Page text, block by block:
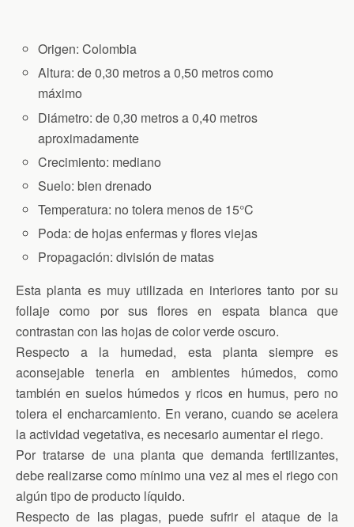
Origen: Colombia
Altura: de 0,30 metros a 0,50 metros como
máximo
Diámetro: de 0,30 metros a 0,40 metros
aproximadamente
Crecimiento: mediano
Suelo: bien drenado
Temperatura: no tolera menos de 15°C
Poda: de hojas enfermas y flores viejas
Propagación: división de matas
Esta planta es muy utilizada en interiores tanto por su
follaje como por sus flores en espata blanca que
contrastan con las hojas de color verde oscuro.
Respecto a la humedad, esta planta siempre es
aconsejable tenerla en ambientes húmedos, como
también en suelos húmedos y ricos en humus, pero no
tolera el encharcamiento. En verano, cuando se acelera
la actividad vegetativa, es necesario aumentar el riego.
Por tratarse de una planta que demanda fertilizantes,
debe realizarse como mínimo una vez al mes el riego con
algún tipo de producto líquido.
Respecto de las plagas, puede sufrir el ataque de la